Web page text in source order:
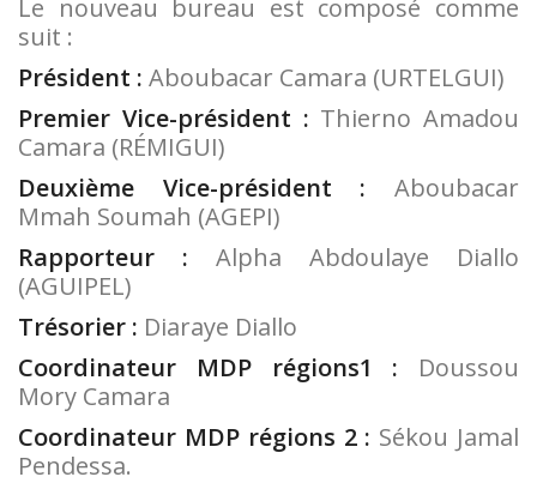
Le nouveau bureau est composé comme
suit :
Président : Aboubacar Camara (URTELGUI)
Premier Vice-président : Thierno Amadou
Camara (RÉMIGUI)
Deuxième Vice-président : Aboubacar
Mmah Soumah (AGEPI)
Rapporteur : Alpha Abdoulaye Diallo
(AGUIPEL)
Trésorier : Diaraye Diallo
Coordinateur MDP régions1 : Doussou
Mory Camara
Coordinateur MDP régions 2 : Sékou Jamal
Pendessa.